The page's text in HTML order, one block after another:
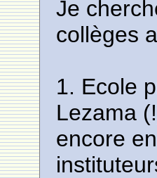
Je
collèges
1. Ecole
Lezama
encore